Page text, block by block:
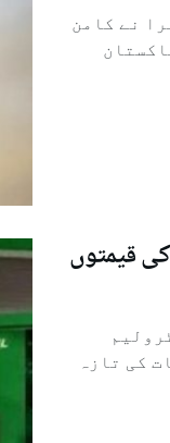
نے کامن
پاکستان
قیمتوں
کی تازہ